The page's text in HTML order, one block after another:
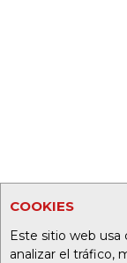
COOKIES
Este sitio web usa
analizar el tráfico,